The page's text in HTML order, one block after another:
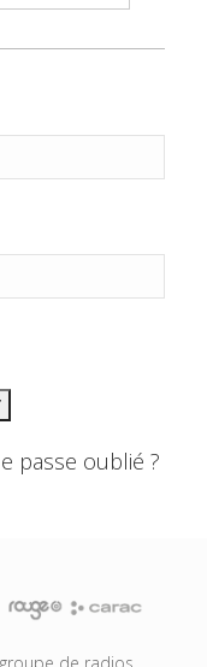
passe oublié ?
de radios